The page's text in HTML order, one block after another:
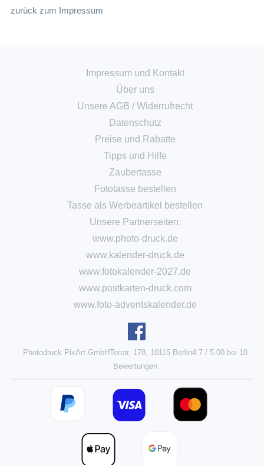
zurück zum Impressum
Impressum und Kontakt
Über uns
Unsere AGB /Widerrufrecht
Datenschutz
Preise und Rabatte
Tipps und Hilfe
Zaubertasse
Fototasse bestellen
Tasse als Werbeartikel bestellen
Unsere Partnerseiten:
www.photo-druck.de
www.kalender-druck.de
www.fotokalender-2027.de
www.postkarten-druck.com
www.foto-adventskalender.de
Photodruck PixArt GmbHTorstr. 178, 10115 Berlin4.7/ 5.00bei 10
Bewertungen